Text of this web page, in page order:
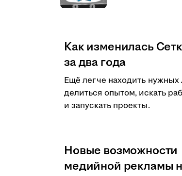
Как изменилась
за два года
Ещё легче находить
делиться опытом, искать
и запускать проекты.
Новые возможности
медийной рекламы